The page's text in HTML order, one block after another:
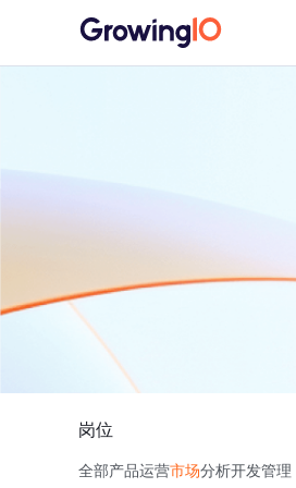
岗位
全部产品运营市场分析开发管理